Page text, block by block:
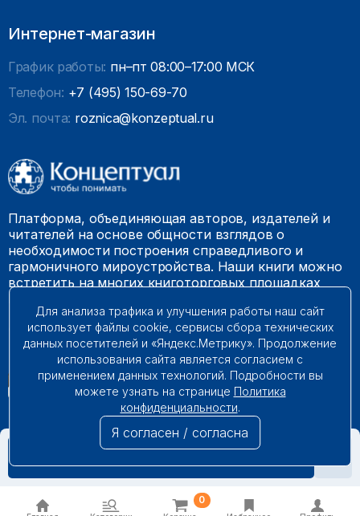
0
Интернет-магазин
График работы: пн–пт 08:00–17:00 МСК
Телефон: +7 (495) 150-69-70
Эл. почта: roznica@konzeptual.ru
Платформа, объединяющая авторов, издателей и
читателей на основе общности взглядов о
необходимости построения справедливого и
гармоничного мироустройства. Наши книги можно
встретить на многих книготорговых площадках
© 2009 – 2026. Все права защищены.
Для анализа трафика и улучшения работы наш сайт
использует файлы cookie, сервисы сбора технических
данных посетителей и «Яндекс.Метрику». Продолжение
использования сайта является согласием с
применением данных технологий. Подробности вы
можете узнать на странице Политика
конфиденциальности.
Я согласен / согласна